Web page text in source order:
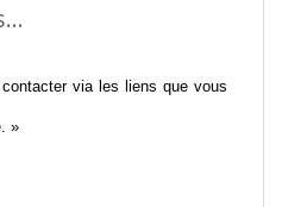
via les liens que vous
»